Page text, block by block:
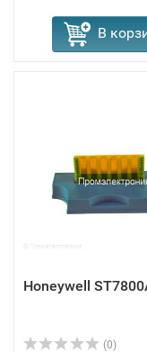
В
Honeywell
(0)